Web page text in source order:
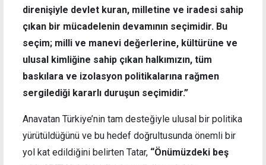
direnişiyle devlet kuran, milletine ve iradesi sahip
çıkan bir mücadelenin devamının seçimidir. Bu
seçim; milli ve manevi değerlerine, kültürüne ve
ulusal kimliğine sahip çıkan halkımızın, tüm
baskılara ve izolasyon politikalarına rağmen
sergilediği kararlı duruşun seçimidir.”
Anavatan Türkiye’nin tam desteğiyle ulusal bir politika
yürütüldüğünü ve bu hedef doğrultusunda önemli bir
yol kat edildiğini belirten Tatar, “Önümüzdeki beş